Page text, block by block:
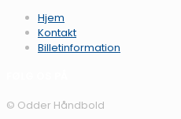
Hjem
Kontakt
Billetinformation
© Odder Håndbold